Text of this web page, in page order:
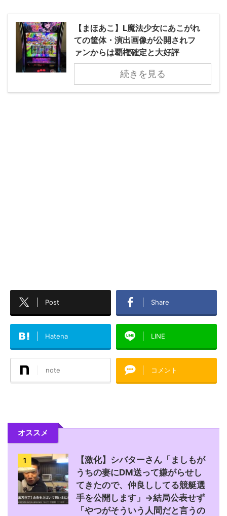
【まほあこ】L魔法少女にあこがれ
ての筐体・演出画像が公開されフ
ァンからは覇権確定と大好評
続きを見る
Post Share
Hatena LINE
note コメント
オススメ
1
【激化】シバターさん「ましもが
うちの妻にDM送って嫌がらせし
てきたので、仲良ししてる競艇選
手を公開します」→結局公表せず
「やつがそういう人間だと言うの